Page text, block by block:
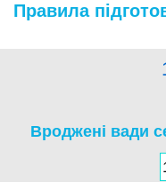
Правила
Вроджені вади